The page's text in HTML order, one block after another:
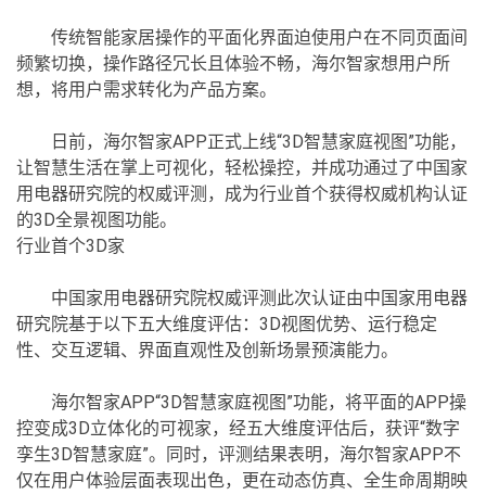
传统智能家居操作的平面化界面迫使用户在不同页面间
频繁切换，操作路径冗长且体验不畅，海尔智家想用户所
想，将用户需求转化为产品方案。
日前，海尔智家APP正式上线“3D智慧家庭视图”功能，
让智慧生活在掌上可视化，轻松操控，并成功通过了中国家
用电器研究院的权威评测，成为行业首个获得权威机构认证
的3D全景视图功能。
行业首个3D家
中国家用电器研究院权威评测此次认证由中国家用电器
研究院基于以下五大维度评估：3D视图优势、运行稳定
性、交互逻辑、界面直观性及创新场景预演能力。
海尔智家APP“3D智慧家庭视图”功能，将平面的APP操
控变成3D立体化的可视家，经五大维度评估后，获评“数字
孪生3D智慧家庭”。同时，评测结果表明，海尔智家APP不
仅在用户体验层面表现出色，更在动态仿真、全生命周期映